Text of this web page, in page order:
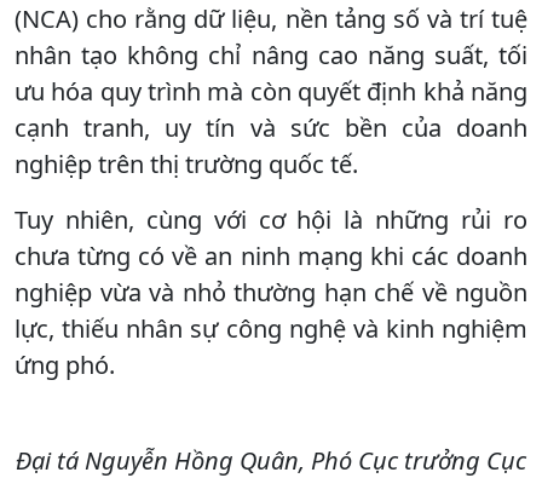
(NCA) cho rằng dữ liệu, nền tảng số và trí tuệ
nhân tạo không chỉ nâng cao năng suất, tối
ưu hóa quy trình mà còn quyết định khả năng
cạnh tranh, uy tín và sức bền của doanh
nghiệp trên thị trường quốc tế.
Tuy nhiên, cùng với cơ hội là những rủi ro
chưa từng có về an ninh mạng khi các doanh
nghiệp vừa và nhỏ thường hạn chế về nguồn
lực, thiếu nhân sự công nghệ và kinh nghiệm
ứng phó.
Đại tá Nguyễn Hồng Quân, Phó Cục trưởng Cục